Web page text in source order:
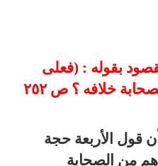
ما المقصود بقوله : (فعلى
خلافه ؟ ص ٢٥٢
قول الأربعة حجة
من الصحابة